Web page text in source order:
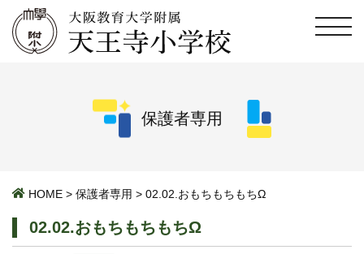
保護者専用
HOME > 保護者専用 > 02.02.おもちもちもちΩ
02.02.おもちもちもちΩ